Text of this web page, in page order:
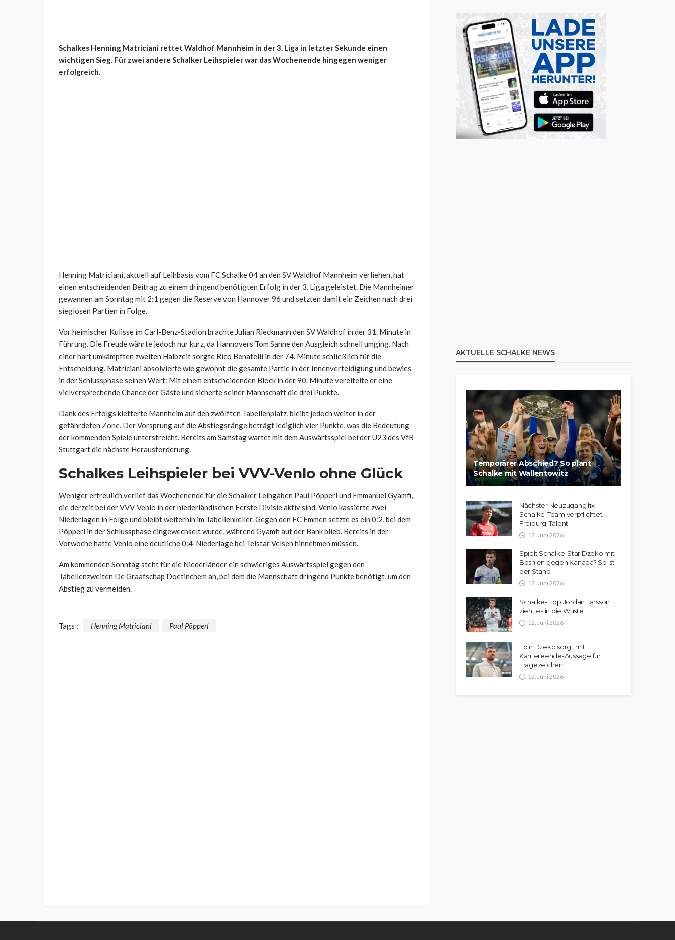
Schalkes Henning Matriciani rettet Waldhof Mannheim in der 3. Liga in letzter Sekunde einen
wichtigen Sieg. Für zwei andere Schalker Leihspieler war das Wochenende hingegen weniger
erfolgreich.
Henning Matriciani, aktuell auf Leihbasis vom FC Schalke 04 an den SV Waldhof Mannheim verliehen, hat
einen entscheidenden Beitrag zu einem dringend benötigten Erfolg in der 3. Liga geleistet. Die Mannheimer
gewannen am Sonntag mit 2:1 gegen die Reserve von Hannover 96 und setzten damit ein Zeichen nach drei
sieglosen Partien in Folge.
Vor heimischer Kulisse im Carl-Benz-Stadion brachte Julian Rieckmann den SV Waldhof in der 31. Minute in
Führung. Die Freude währte jedoch nur kurz, da Hannovers Tom Sanne den Ausgleich schnell umging. Nach
einer hart umkämpften zweiten Halbzeit sorgte Rico Benatelli in der 74. Minute schließlich für die
Entscheidung. Matriciani absolvierte wie gewohnt die gesamte Partie in der Innenverteidigung und bewies
in der Schlussphase seinen Wert: Mit einem entscheidenden Block in der 90. Minute vereitelte er eine
vielversprechende Chance der Gäste und sicherte seiner Mannschaft die drei Punkte.
Dank des Erfolgs kletterte Mannheim auf den zwölften Tabellenplatz, bleibt jedoch weiter in der
gefährdeten Zone. Der Vorsprung auf die Abstiegsränge beträgt lediglich vier Punkte, was die Bedeutung
der kommenden Spiele unterstreicht. Bereits am Samstag wartet mit dem Auswärtsspiel bei der U23 des VfB
Stuttgart die nächste Herausforderung.
Schalkes Leihspieler bei VVV-Venlo ohne Glück
Weniger erfreulich verlief das Wochenende für die Schalker Leihgaben Paul Pöpperl und Emmanuel Gyamfi,
die derzeit bei der VVV-Venlo in der niederländischen Eerste Divisie aktiv sind. Venlo kassierte zwei
Niederlagen in Folge und bleibt weiterhin im Tabellenkeller. Gegen den FC Emmen setzte es ein 0:2, bei dem
Pöpperl in der Schlussphase eingewechselt wurde, während Gyamfi auf der Bank blieb. Bereits in der
Vorwoche hatte Venlo eine deutliche 0:4-Niederlage bei Telstar Velsen hinnehmen müssen.
Am kommenden Sonntag steht für die Niederländer ein schwieriges Auswärtsspiel gegen den
Tabellenzweiten De Graafschap Doetinchem an, bei dem die Mannschaft dringend Punkte benötigt, um den
Abstieg zu vermeiden.
Tags : Henning Matriciani Paul Pöpperl
AKTUELLE SCHALKE NEWS
Temporärer Abschied? So plant
Schalke mit Wallentowitz
Nächster Neuzugang fix:
Schalke-Team verpflichtet
Freiburg-Talent
12. Juni 2026
Spielt Schalke-Star Dzeko mit
Bosnien gegen Kanada? So ist
der Stand
12. Juni 2026
Schalke-Flop Jordan Larsson
zieht es in die Wüste
12. Juni 2026
Edin Dzeko sorgt mit
Karriereende-Aussage für
Fragezeichen
12. Juni 2026